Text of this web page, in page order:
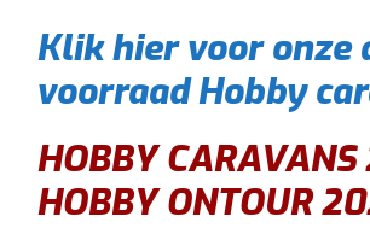
Klik hier voor onze
voorraad Hobby
HOBBY
HOBBY ONTOUR